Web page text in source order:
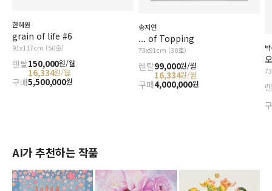
한혜원
grain of life #6
91x117cm (50호)
렌탈150,000원/월
16,334원/월
구매5,500,000원
송지연
... of Topping
73x91cm (30호)
렌탈99,000원/월
16,334원/월
구매4,000,000원
AI가 추천하는 작품